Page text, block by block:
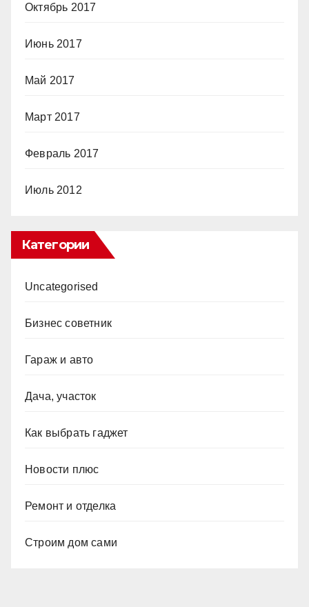
Октябрь 2017
Июнь 2017
Май 2017
Март 2017
Февраль 2017
Июль 2012
Категории
Uncategorised
Бизнес советник
Гараж и авто
Дача, участок
Как выбрать гаджет
Новости плюс
Ремонт и отделка
Строим дом сами